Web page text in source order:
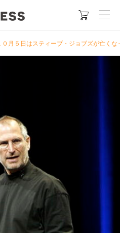

０月５日はスティーブ・ジョブズが亡くな